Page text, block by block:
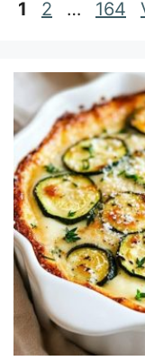
Pagina
1 Pagina
2 … 164